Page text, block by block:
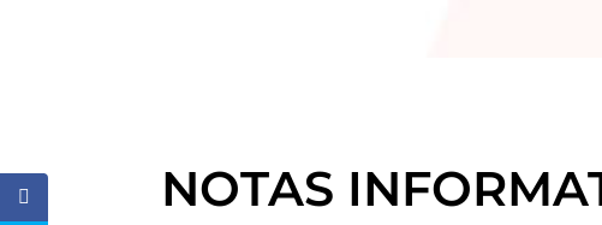
NOTAS